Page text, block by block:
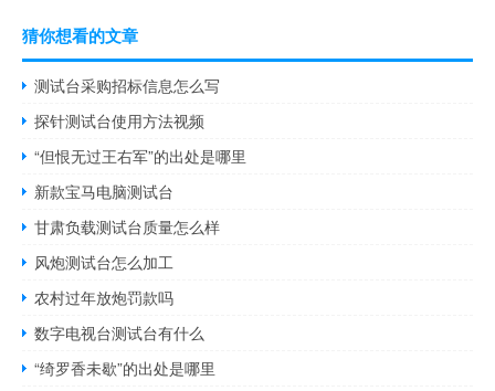
猜你想看的文章
测试台采购招标信息怎么写
探针测试台使用方法视频
“但恨无过王右军”的出处是哪里
新款宝马电脑测试台
甘肃负载测试台质量怎么样
风炮测试台怎么加工
农村过年放炮罚款吗
数字电视台测试台有什么
“绮罗香未歇”的出处是哪里